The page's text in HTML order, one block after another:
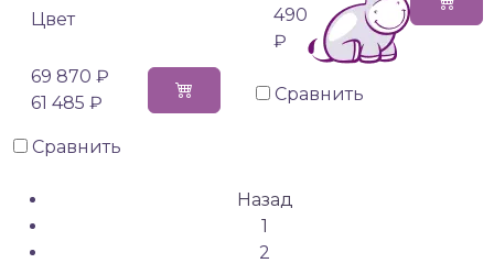
Цвет
69 870 ₽
61 485 ₽
Сравнить
490
₽
Сравнить
Назад
1
2